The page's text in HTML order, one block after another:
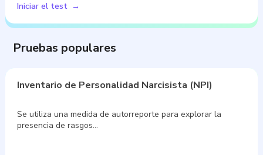
Iniciar el test
Pruebas populares
Inventario de Personalidad Narcisista (NPI)
Se utiliza una medida de autorreporte para explorar la
presencia de rasgos…